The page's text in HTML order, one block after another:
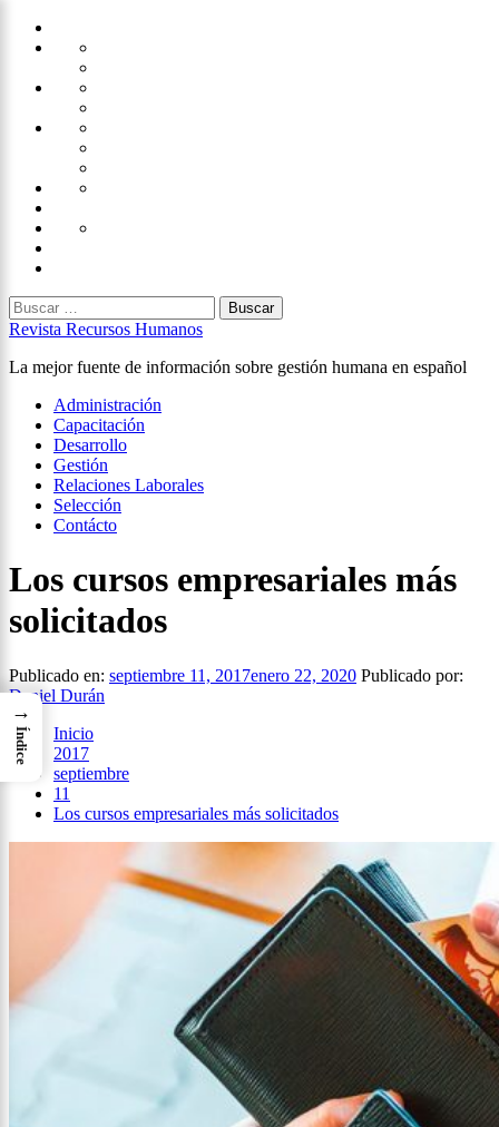
Saltar
Administración
Capacitación
Desarrollo
Gestión
Laborales
Selección
Buscar:
Revista Recursos Humanos
La mejor fuente de información sobre gestión humana en español
Menú
principal
Administración
Capacitación
Desarrollo
Gestión
Relaciones Laborales
Selección
Contácto
Los cursos empresariales más
solicitados
Publicado en: septiembre 11, 2017enero 22, 2020 Publicado por:
Daniel Durán
Inicio
2017
septiembre
11
Los cursos empresariales más solicitados
→
Índice